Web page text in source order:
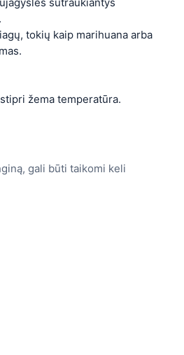
tokių kaip marihuana arba
žema temperatūra.
gali būti taikomi keli